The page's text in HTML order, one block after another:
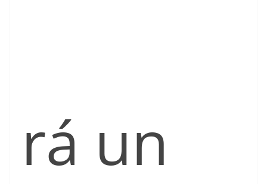
rá un